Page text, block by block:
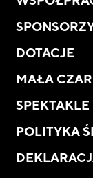
DOTACJE
MAŁA
POLITYKA